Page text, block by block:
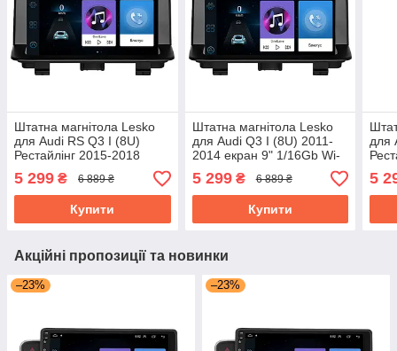
Штатна магнітола Lesko
для Audi RS Q3 I (8U)
Рестайлінг 2015-2018
екран 9" 1/16Gb Wi-Fi GPS
Base
5 299 ₴ 6 889 ₴
Купити
Штатна магнітола Lesko
для Audi Q3 I (8U) 2011-
2014 екран 9" 1/16Gb Wi-
5 299₴ 6 889 ₴
Купити
для
5
Акційні пропозиції та новинки
–23% –23%